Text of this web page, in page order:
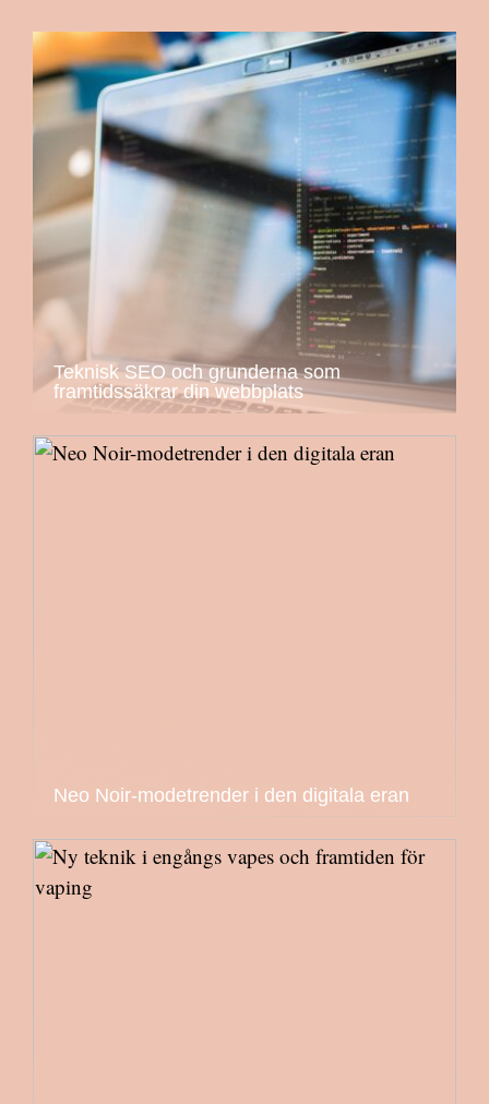
Teknisk SEO och grunderna som
framtidssäkrar din webbplats
Neo Noir-modetrender i den digitala eran